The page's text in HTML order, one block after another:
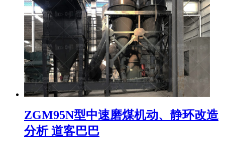
ZGM95N型中速磨煤机动、静环改造
分析 道客巴巴